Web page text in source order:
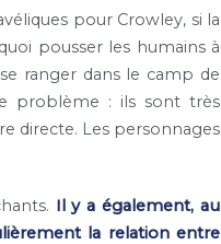
pour Crowley, si la
pousser les humains à
ranger dans le camp de
problème : ils sont très
directe. Les personnages
Il y a également, au
la relation entre